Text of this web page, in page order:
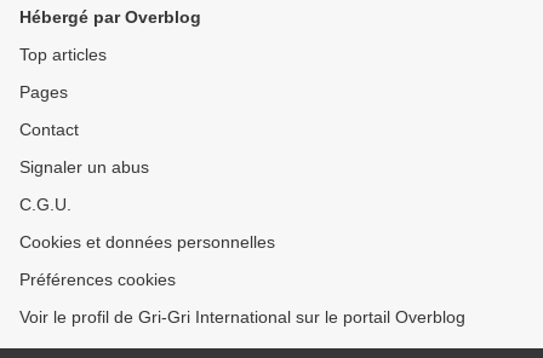
Hébergé par Overblog
Top articles
Pages
Contact
Signaler un abus
C.G.U.
Cookies et données personnelles
Préférences cookies
Voir le profil de Gri-Gri International sur le portail Overblog